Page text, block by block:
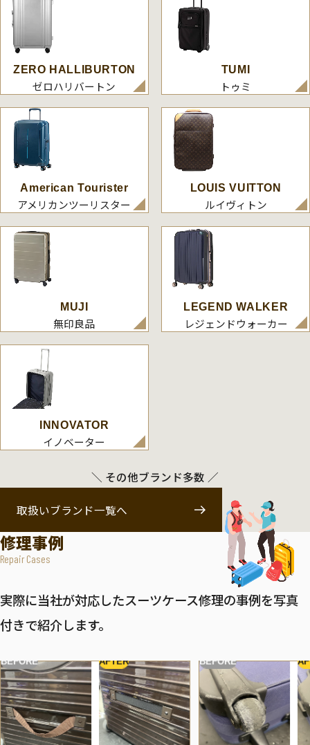
ZERO HALLIBURTON
ゼロハリバートン
TUMI
トゥミ
American Tourister
アメリカンツーリスター
LOUIS VUITTON
ルイヴィトン
MUJI
無印良品
LEGEND WALKER
レジェンドウォーカー
INNOVATOR
イノベーター
＼ その他ブランド多数 ／
取扱いブランド一覧へ
修理事例
Repair Cases
実際に当社が対応したスーツケース修理の事例を写真
付きで紹介します。
BEFORE AFTER BEFORE